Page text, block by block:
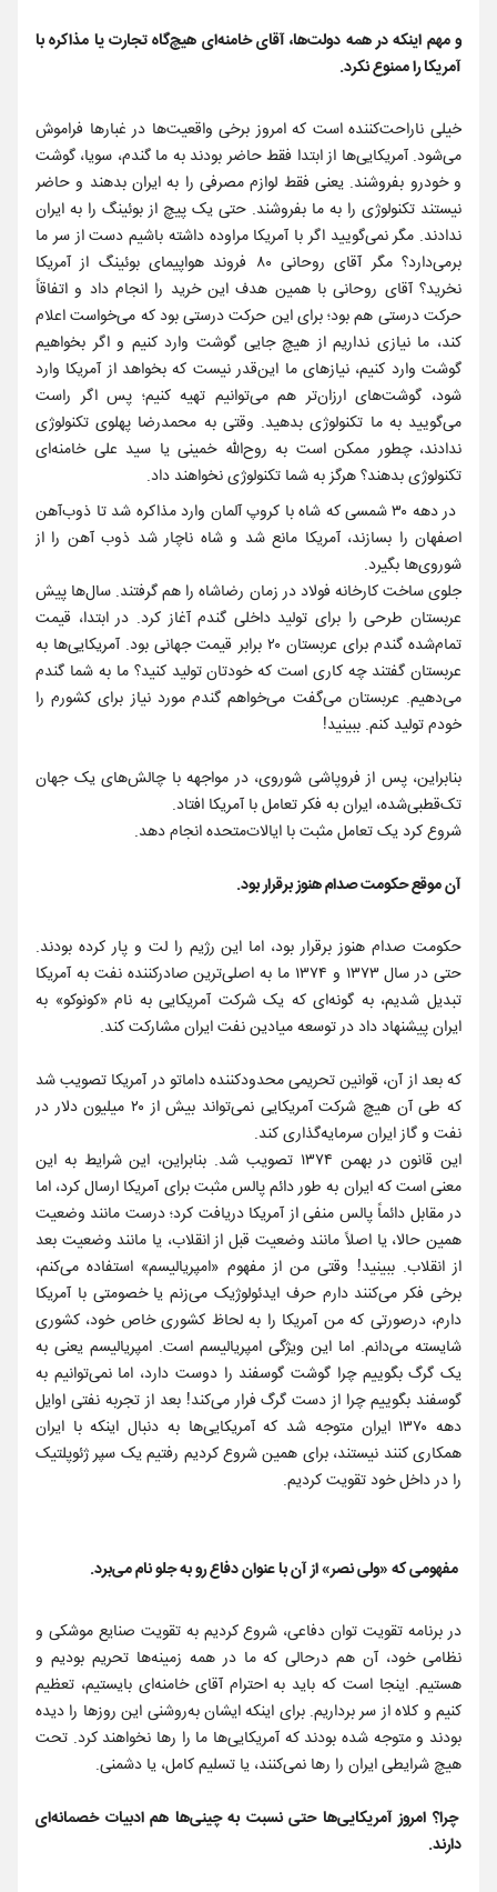
و مهم اینکه در همه دولت‌ها، آقای خامنه‌ای هیچ‌گاه تجارت یا مذاکره با
آمریکا را ممنوع نکرد.
خیلی ناراحت‌کننده است که امروز برخی واقعیت‌ها در غبارها فراموش
می‌شود. آمریکایی‌ها از ابتدا فقط حاضر بودند به ما گندم، سویا، گوشت
و خودرو بفروشند. یعنی فقط لوازم مصرفی را به ایران بدهند و حاضر
نیستند تکنولوژی را به ما بفروشند. حتی یک پیچ از بوئینگ را به ایران
ندادند. مگر نمی‌گویید اگر با آمریکا مراوده داشته باشیم دست از سر ما
برمی‌دارد؟ مگر آقای روحانی ۸۰ فروند هواپیمای بوئینگ از آمریکا
نخرید؟ آقای روحانی با همین هدف این خرید را انجام داد و اتفاقاً
حرکت درستی هم بود؛ برای این حرکت درستی بود که می‌خواست اعلام
کند، ما نیازی نداریم از هیچ جایی گوشت وارد کنیم و اگر بخواهیم
گوشت وارد کنیم، نیازهای ما این‌قدر نیست که بخواهد از آمریکا وارد
شود، گوشت‌های ارزان‌تر هم می‌توانیم تهیه کنیم؛ پس اگر راست
می‌گویید به ما تکنولوژی بدهید. وقتی به محمدرضا پهلوی تکنولوژی
ندادند، چطور ممکن است به روح‌الله خمینی یا سید علی خامنه‌ای
تکنولوژی بدهند؟ هرگز به شما تکنولوژی نخواهند داد.
در دهه ۳۰ شمسی که شاه با کروپ آلمان وارد مذاکره شد تا ذوب‌آهن
اصفهان را بسازند، آمریکا مانع شد و شاه ناچار شد ذوب آهن را از
شوروی‌ها بگیرد.
جلوی ساخت کارخانه فولاد در زمان رضاشاه را هم گرفتند. سال‌ها پیش
عربستان طرحی را برای تولید داخلی گندم آغاز کرد. در ابتدا، قیمت
تمام‌شده گندم برای عربستان ۲۰ برابر قیمت جهانی بود. آمریکایی‌ها به
عربستان گفتند چه کاری است که خودتان تولید کنید؟ ما به شما گندم
می‌دهیم. عربستان می‌گفت می‌خواهم گندم مورد نیاز برای کشورم را
خودم تولید کنم. ببینید!
بنابراین، پس از فروپاشی شوروی، در مواجهه با چالش‌های یک جهان
تک‌قطبی‌شده، ایران به فکر تعامل با آمریکا افتاد.
شروع کرد یک تعامل مثبت با ایالات‌متحده انجام دهد.
آن موقع حکومت صدام هنوز برقرار بود.
حکومت صدام هنوز برقرار بود، اما این رژیم را لت و پار کرده بودند.
حتی در سال ۱۳۷۳ و ۱۳۷۴ ما به اصلی‌ترین صادرکننده نفت به آمریکا
تبدیل شدیم، به گونه‌ای که یک شرکت آمریکایی به نام «کونوکو» به
ایران پیشنهاد داد در توسعه میادین نفت ایران مشارکت کند.
که بعد از آن، قوانین تحریمی محدودکننده داماتو در آمریکا تصویب شد
که طی آن هیچ شرکت آمریکایی نمی‌تواند بیش از ۲۰ میلیون دلار در
نفت و گاز ایران سرمایه‌گذاری کند.
این قانون در بهمن ۱۳۷۴ تصویب شد. بنابراین، این شرایط به این
معنی است که ایران به طور دائم پالس مثبت برای آمریکا ارسال ‌کرد، اما
در مقابل دائماً پالس منفی از آمریکا دریافت کرد؛ درست مانند وضعیت
همین حالا، یا اصلاً مانند وضعیت قبل از انقلاب، یا مانند وضعیت بعد
از انقلاب. ببینید! وقتی من از مفهوم «امپریالیسم» استفاده می‌کنم،
برخی فکر می‌کنند دارم حرف ایدئولوژیک می‌زنم یا خصومتی با آمریکا
دارم، درصورتی که من آمریکا را به لحاظ کشوری خاص خود، کشوری
شایسته می‌دانم. اما این ویژگی امپریالیسم است. امپریالیسم یعنی به
یک گرگ بگوییم چرا گوشت گوسفند را دوست دارد، اما نمی‌توانیم به
گوسفند بگوییم چرا از دست گرگ فرار می‌کند! بعد از تجربه نفتی اوایل
دهه ۱۳۷۰ ایران متوجه شد که آمریکایی‌ها به دنبال اینکه با ایران
همکاری کنند نیستند، برای همین شروع کردیم رفتیم یک سپر ژئوپلتیک
را در داخل خود تقویت کردیم.
مفهومی که «ولی نصر» از آن با عنوان دفاع رو به جلو نام می‌برد.
در برنامه تقویت توان دفاعی، شروع کردیم به تقویت صنایع موشکی و
نظامی خود، آن هم درحالی که ما در همه زمینه‌ها تحریم بودیم و
هستیم. اینجا است که باید به احترام آقای خامنه‌ای بایستیم، تعظیم
کنیم و کلاه از سر برداریم. برای اینکه ایشان به‌روشنی این روزها را دیده
بودند و متوجه شده بودند که آمریکایی‌ها ما را رها نخواهند کرد. تحت
هیچ شرایطی ایران را رها نمی‌کنند، یا تسلیم کامل، یا دشمنی.
چرا؟ امروز آمریکایی‌ها حتی نسبت به چینی‌ها هم ادبیات خصمانه‌ای
دارند.